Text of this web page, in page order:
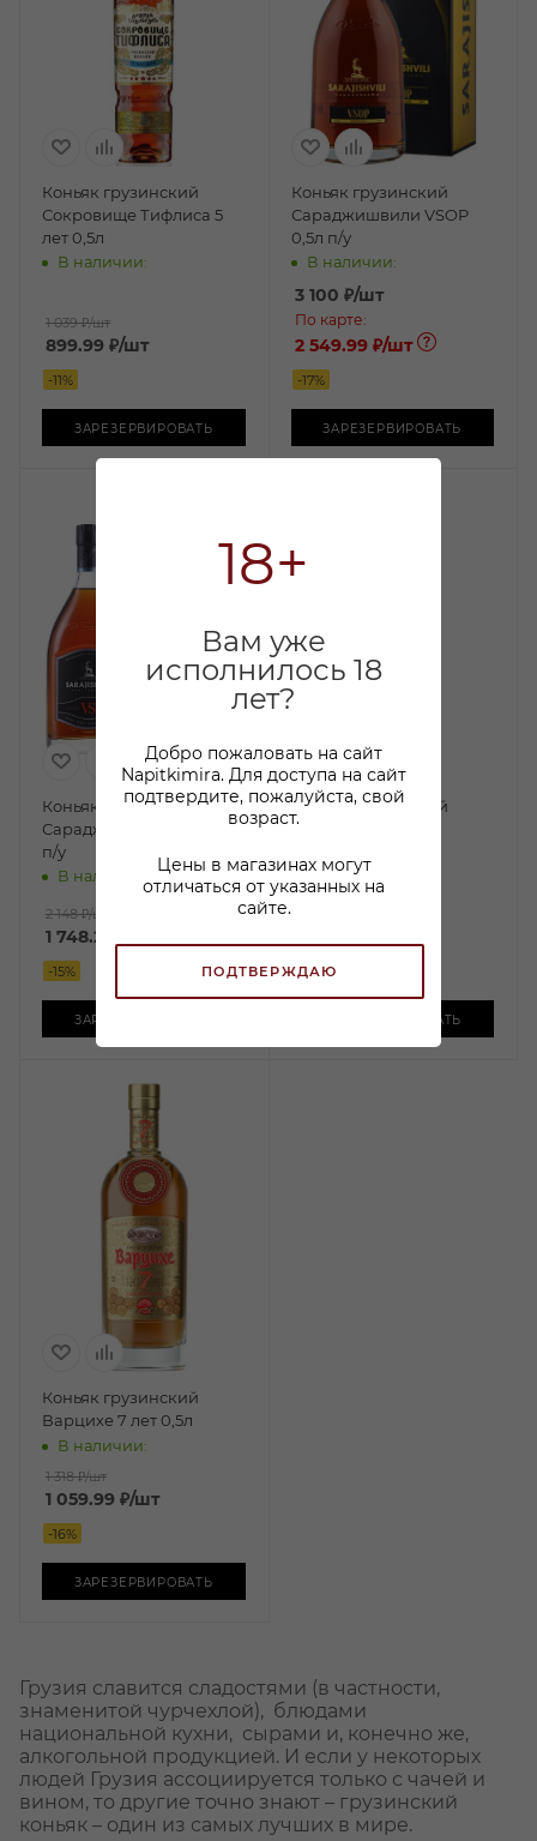
18+
Вам уже
исполнилось 18
лет?
Добро пожаловать на сайт
Napitkimira. Для доступа на сайт
подтвердите, пожалуйста, свой
возраст.
Цены в магазинах могут
отличаться от указанных на
сайте.
ПОДТВЕРЖДАЮ
Коньяк грузинский
Сокровище Тифлиса 5
лет 0,5л
В наличии:
1 039 ₽/шт
899.99 ₽/шт
-11%
ЗАРЕЗЕРВИРОВАТЬ
Коньяк грузинский
Сараджишвили VSOP
0,5л п/у
В наличии:
3 100 ₽/шт
По карте:
2 549.99 ₽/шт
-17%
ЗАРЕЗЕРВИРОВАТЬ
Коньяк грузинский
Сараджишвили VS 0,5л
п/у
В наличии:
2 148 ₽/шт
1 748.20
-15%
ЗАРЕЗЕРВИРОВАТЬ
Коньяк грузинский
Греми 9 лет 0,5л
1 473₽/шт
-15%
ЗАРЕЗЕРВИРОВАТЬ
Коньяк грузинский
Варцихе 7 лет 0,5л
В наличии:
1 318 ₽/шт
1 059.99 ₽/шт
-16%
ЗАРЕЗЕРВИРОВАТЬ
Грузия славится сладостями (в частности,
знаменитой чурчехлой), блюдами
национальной кухни, сырами и, конечно же,
алкогольной продукцией. И если у некоторых
людей Грузия ассоциируется только с чачей и
вином, то другие точно знают – грузинский
коньяк – один из самых лучших в мире.